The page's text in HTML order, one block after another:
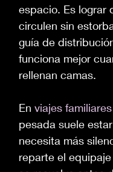
espacio. Es lograr
circulen sin
guía de
funciona mejor
rellenan camas.
En viajes
pesada suele
necesita más
reparte el